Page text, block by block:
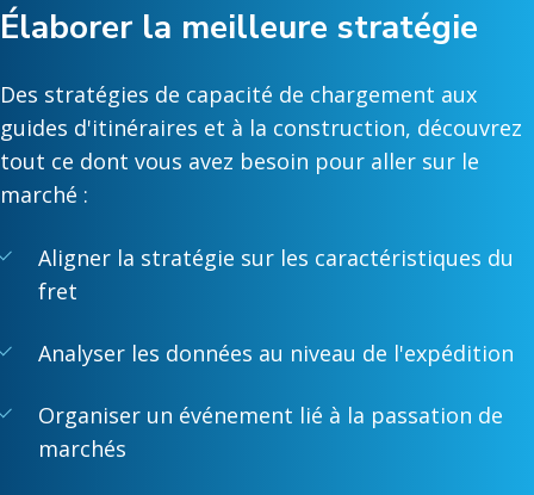
Élaborer la meilleure stratégie
Des stratégies de capacité de chargement aux
guides d'itinéraires et à la construction, découvrez
tout ce dont vous avez besoin pour aller sur le
marché :
Aligner la stratégie sur les caractéristiques du
fret
Analyser les données au niveau de l'expédition
Organiser un événement lié à la passation de
marchés